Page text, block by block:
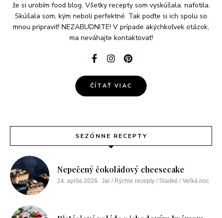
že si urobím food blog. Všetky recepty som vyskúšala, nafotila.
Skúšala som, kým neboli perfektné. Tak poďte si ich spolu so
mnou pripraviť! NEZABUDNITE! V prípade akýchkoľvek otázok,
ma neváhajte kontaktovať!
ČÍTAŤ VIAC
SEZÓNNE RECEPTY
Nepečený čokoládový cheesecake
24. apríla 2026 Jar / Rýchle recepty / Sladké / Veľká noc